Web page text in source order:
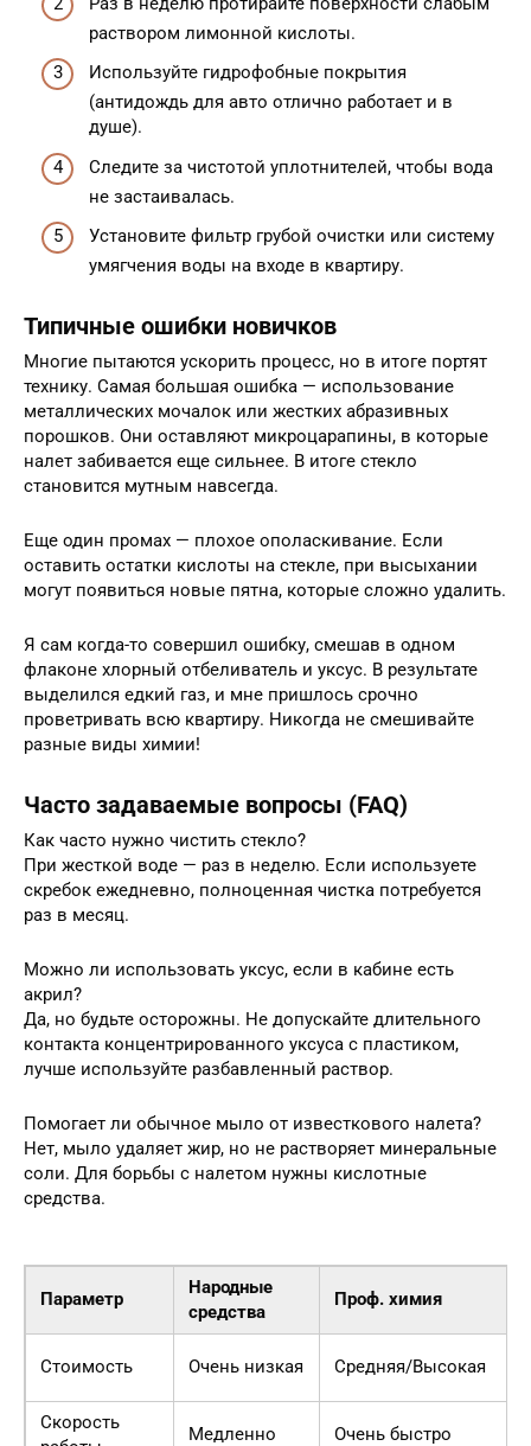
раствором лимонной кислоты.
Используйте гидрофобные покрытия
(антидождь для авто отлично работает и в
душе).
Следите за чистотой уплотнителей, чтобы вода
не застаивалась.
Установите фильтр грубой очистки или систему
умягчения воды на входе в квартиру.
Типичные ошибки новичков
Многие пытаются ускорить процесс, но в итоге портят
технику. Самая большая ошибка — использование
металлических мочалок или жестких абразивных
порошков. Они оставляют микроцарапины, в которые
налет забивается еще сильнее. В итоге стекло
становится мутным навсегда.
Еще один промах — плохое ополаскивание. Если
оставить остатки кислоты на стекле, при высыхании
могут появиться новые пятна, которые сложно удалить.
Я сам когда-то совершил ошибку, смешав в одном
флаконе хлорный отбеливатель и уксус. В результате
выделился едкий газ, и мне пришлось срочно
проветривать всю квартиру. Никогда не смешивайте
разные виды химии!
Часто задаваемые вопросы (FAQ)
Как часто нужно чистить стекло?
При жесткой воде — раз в неделю. Если используете
скребок ежедневно, полноценная чистка потребуется
раз в месяц.
Можно ли использовать уксус, если в кабине есть
акрил?
Да, но будьте осторожны. Не допускайте длительного
контакта концентрированного уксуса с пластиком,
лучше используйте разбавленный раствор.
Помогает ли обычное мыло от известкового налета?
Нет, мыло удаляет жир, но не растворяет минеральные
соли. Для борьбы с налетом нужны кислотные
средства.
Параметр
Народные
средства
Проф. химия
Стоимость Очень низкая Средняя/Высокая
Скорость
Медленно Очень быстро